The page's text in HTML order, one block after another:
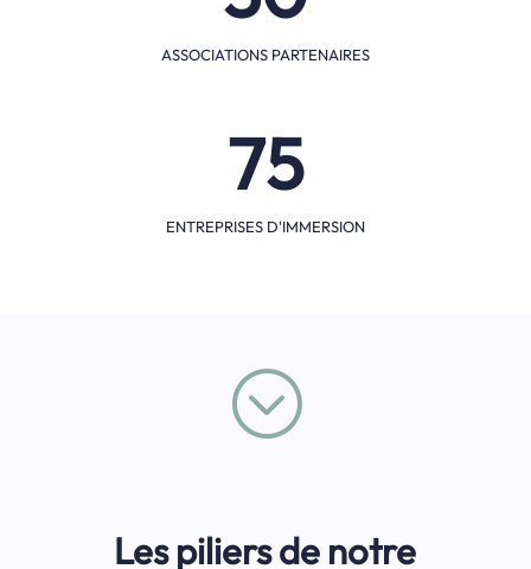
ASSOCIATIONS PARTENAIRES
75
ENTREPRISES D'IMMERSION
;
Les piliers de notre